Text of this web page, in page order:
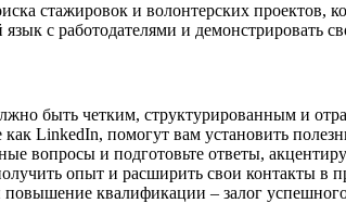
стажировок и волонтерских проектов,
с работодателями и демонстрировать
быть четким, структурированным и
LinkedIn, помогут вам установить
вопросы и подготовьте ответы,
опыт и расширить свои контакты в
квалификации – залог успешного